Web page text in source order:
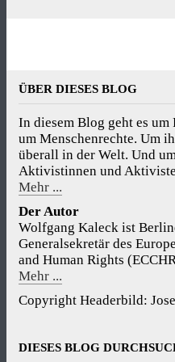
ÜBER DIESES BLOG
um Menschenrechte. Um
überall in der Welt. Und
Aktivistinnen und
Mehr ...
Der Autor
Wolfgang Kaleck ist
Generalsekretär des
and Human Rights
Mehr ...
Copyright Headerbild:
DIESES BLOG